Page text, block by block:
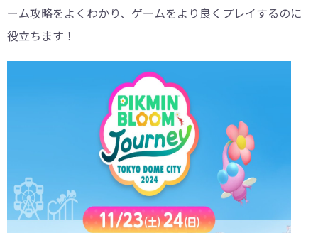
ーム攻略をよくわかり、ゲームをより良くプレイするのに
役立ちます！